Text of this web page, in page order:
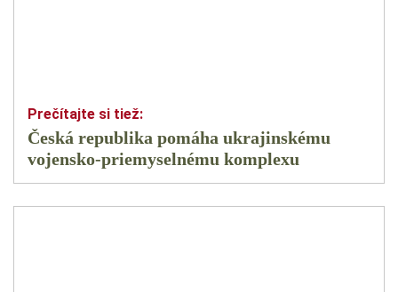
Česká republika pomáha ukrajinskému
vojensko-priemyselnému komplexu